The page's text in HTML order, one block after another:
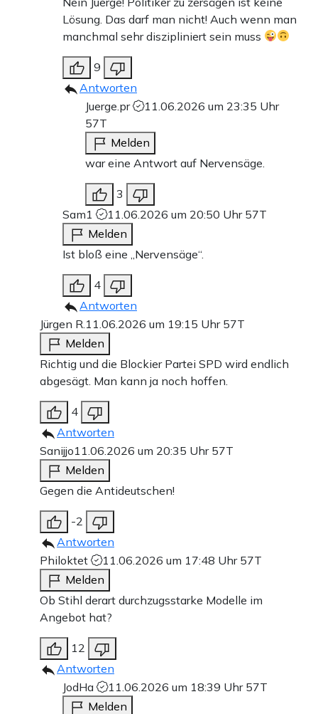
Lösung. Das darf man nicht! Auch wenn man
manchmal sehr diszipliniert sein muss
9
Antworten
Juerge.pr
11.06.2026 um 23:35 Uhr
57T
Melden
war eine Antwort auf Nervensäge.
3
Sam1
11.06.2026 um 20:50 Uhr 57T
Melden
Ist bloß eine „Nervensäge“.
4
Antworten
Jürgen R. 11.06.2026 um 19:15 Uhr 57T
Melden
Richtig und die Blockier Partei SPD wird endlich
abgesägt. Man kann ja noch hoffen.
4
Antworten
Sanijjo11.06.2026 um 20:35 Uhr 57T
Melden
Gegen die Antideutschen!
-2
Antworten
Philoktet
11.06.2026 um 17:48 Uhr 57T
Melden
Ob Stihl derart durchzugsstarke Modelle im
Angebot hat?
12
Antworten
JodHa
11.06.2026 um 18:39 Uhr 57T
Melden